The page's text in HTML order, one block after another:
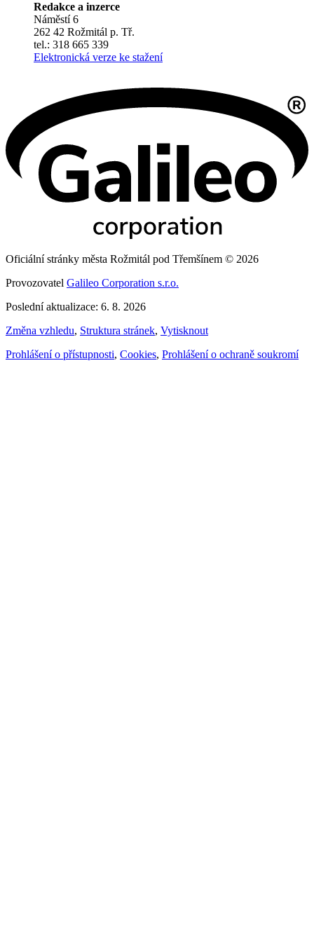
Redakce a inzerce
Náměstí 6
262 42 Rožmitál p. Tř.
tel.: 318 665 339
Elektronická verze ke stažení
Oficiální stránky města Rožmitál pod Třemšínem © 2026
Provozovatel Galileo Corporation s.r.o.
Poslední aktualizace: 6. 8. 2026
Změna vzhledu, Struktura stránek, Vytisknout
Prohlášení o přístupnosti, Cookies, Prohlášení o ochraně soukromí